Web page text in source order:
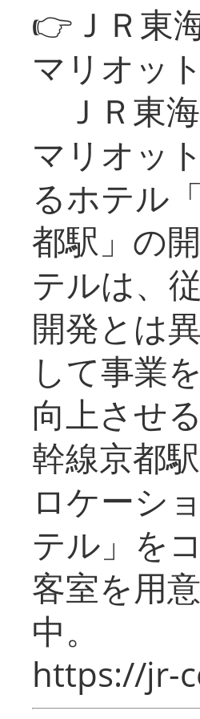
👉ＪＲ東
マリオッ
ＪＲ東
マリオッ
るホテル
都駅」の
テルは、
開発とは
して事業
向上させ
幹線京都
ロケーシ
テル」を
客室を用
中。
https://jr-